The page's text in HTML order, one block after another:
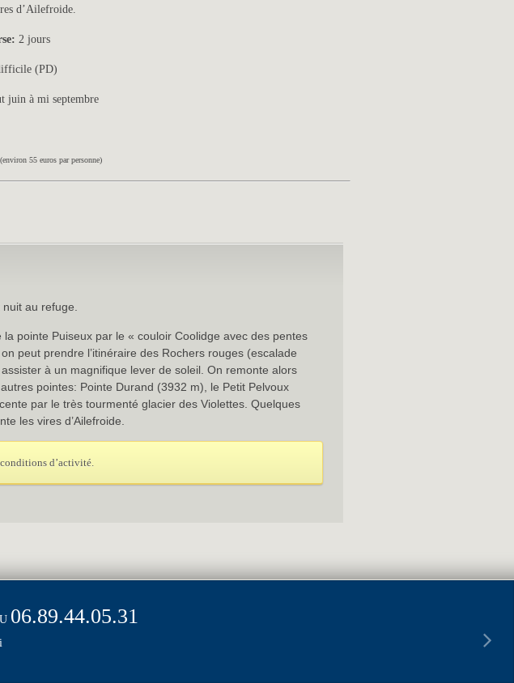
d’Ailefroide.
2 jours
(PD)
juin à mi septembre
55 euros par personne)
au refuge.
pointe Puiseux par le « couloir Coolidge avec des pentes
peut prendre l’itinéraire des Rochers rouges (escalade
à un magnifique lever de soleil. On remonte alors
pointes: Pointe Durand (3932 m), le Petit Pelvoux
par le très tourmenté glacier des Violettes. Quelques
les vires d’Ailefroide.
d’activité.
06.89.44.05.31